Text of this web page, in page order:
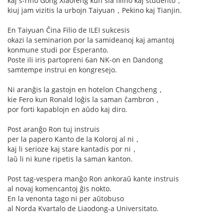
kiuj jam vizitis la urbojn Taiyuan，Pekino kaj Tianjin.
En Taiyuan Ĉina Filio de ILEI sukcesis
okazi la seminarion por la samideanoj kaj amantoj
konmune studi por Esperanto.
Poste ili iris partopreni 6an NK-on en Dandong
samtempe instrui en kongresejo.
Ni aranĝis la gastojn en hotelon Changcheng，
kie Fero kun Ronald loĝis la saman ĉambron，
por forti kapablojn en aŭdo kaj diro.
Post aranĝo Ron tuj instruis
per la papero Kanto de la Koloroj al ni，
kaj li serioze kaj stare kantadis por ni，
laŭ li ni kune ripetis la saman kanton.
Post tag-vespera manĝo Ron ankoraŭ kante instruis
al novaj komencantoj ĝis nokto.
En la venonta tago ni per aŭtobuso
al Norda Kvartalo de Liaodong-a Universitato.